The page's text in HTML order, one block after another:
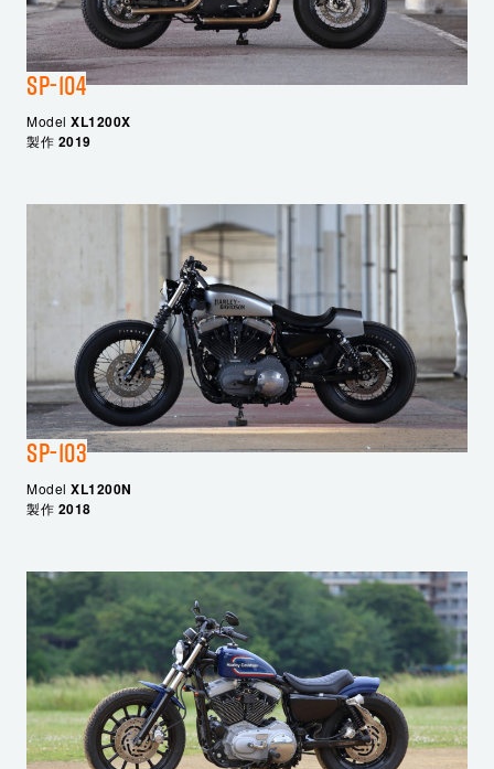
SP-104
Model XL1200X
製作 2019
SP-103
Model XL1200N
製作 2018